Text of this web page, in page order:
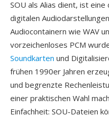
SOU als Alias dient, ist
digitalen
Audiocontainern wie WAV
vorzeichenloses PCM
Soundkarten und
frühen 1990er Jahren
und begrenzte
einer praktischen Wahl
Einfachheit: SOU-Dateien